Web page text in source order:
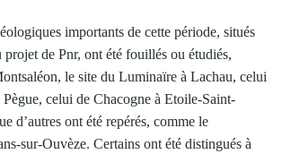
importants de cette période, situés
de Pnr, ont été fouillés ou étudiés,
le site du Luminaïre à Lachau, celui
celui de Chacogne à Etoile-Saint-
d’autres ont été repérés, comme le
sur-Ouvèze. Certains ont été distingués à